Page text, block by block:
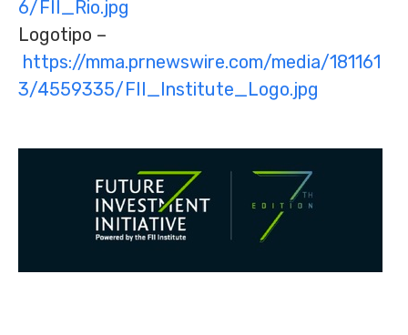
6/FII_Rio.jpg
Logotipo –
https://mma.prnewswire.com/media/181161
3/4559335/FII_Institute_Logo.jpg